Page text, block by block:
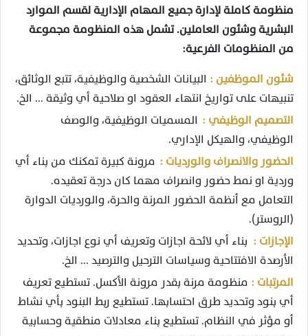
منظومة كاملة لإدارة جميع المهام الإدارية لقسم الموارد
البشرية وشئون العاملين. تشمل هذه المنظومة مجموعة
من المنظومات الفرعية:
شئون الموظفين : البيانات الشخصية والوظيفية، تتبع الوثائق،
تنبيهات على تواريخ انتهاء العقود او صلاحية أي وثيقة ... الخ.
التصميم الوظيفي : المسميات الوظيفية، والوصف
الوظيفي، والهيكل الإداري.
الحضور والانصراف والورديات : مرونة كبيرة تمكنك من بناء أي
وردية او نمط حضور وانصراف مهما كان درجة تعقيده.
التعامل مع أنظمة الحضور المرنة والحرة، والورديات الدوارة
(الروستر).
الإجازات : بناء أي لائحة اجازات وتعريف أي نوع اجازات، وتحديد
الأرصدة الافتتاحية وسياسات الترحيل والترصيد ... الخ.
المرتبات : منظومة مرنة بقدر مرونة الأكسل. تستطيع تعريف
أي بنود وتحديد طرق احتسابها. تستطيع ربط البنود بأي نشاط
أو مؤثر في النظام. تستطيع بناء معادلات منطقية وحسابية